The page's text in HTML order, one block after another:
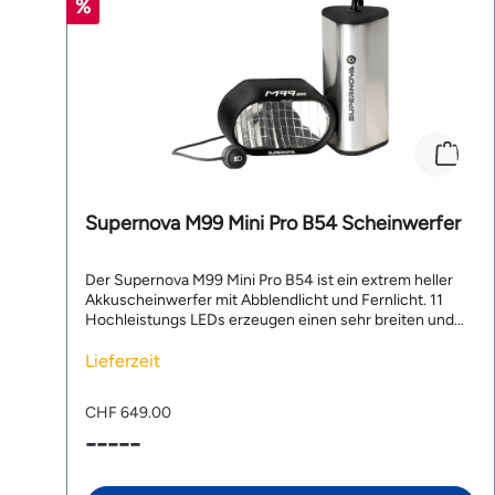
Supernova M99 Mini Pro B54 Scheinwerfer
Der Supernova M99 Mini Pro B54 ist ein extrem heller
Akkuscheinwerfer mit Abblendlicht und Fernlicht. 11
Hochleistungs LEDs erzeugen einen sehr breiten und
homogenen Leuchtkegel mit Spitzenwerten von 1.600
Lumen und 275 Lux. Der Akku ermöglicht eine
Leuchtzeit von bis zu 50 Stunden und ist in nur 2.5
intuitiv per Supernova App für Apple iOS und Android
sogar minutengenau anzeigen. Mit dem Supernova M99
auf Tastendruck perfektes Fernlicht. Top Features
Lieferzeit
CHF 649.00
-----